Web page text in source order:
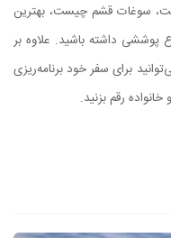
سوغات قشم چیست، بهترین
داشته باشید. علاوه بر
برای سفر خود برنامه‌ریزی
رقم بزنید.